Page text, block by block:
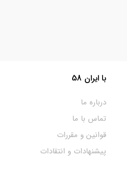
با ایران 58
درباره ما
تماس با ما
قوانین و مقررات
پیشنهادات و انتقادات